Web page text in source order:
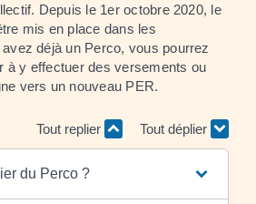
Depuis le 1eroctobre 2020, le
mis en place dans les
déjà un Perco, vous pourrez
à y effectuer des versements ou
vers un nouveau PER.
Tout replier Tout déplier
du Perco ?